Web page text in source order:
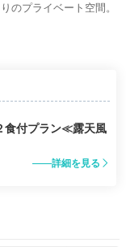
のプライベート空間。
食付プラン≪露天風
詳細を見る